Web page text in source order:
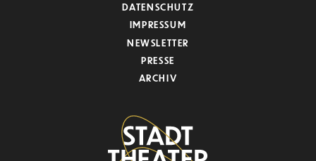
DATENSCHUTZ
IMPRESSUM
NEWSLETTER
PRESSE
ARCHIV